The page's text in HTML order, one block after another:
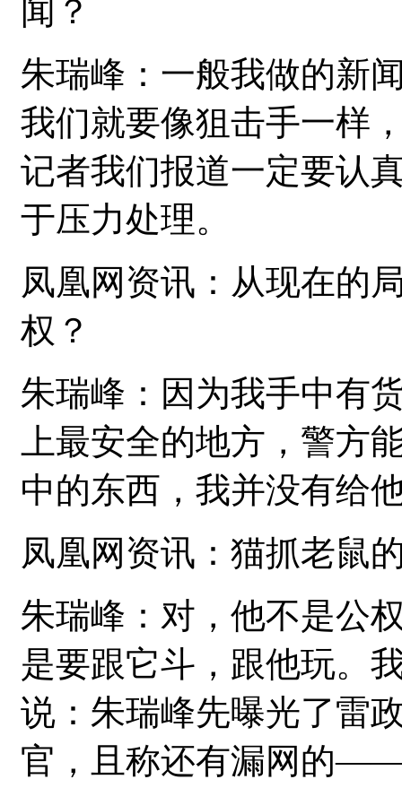
闻？
朱瑞峰：一般我做的新
我们就要像狙击手一样
记者我们报道一定要认
于压力处理。
凤凰网资讯：从现在的
权？
朱瑞峰：因为我手中有
上最安全的地方，警方
中的东西，我并没有给
凤凰网资讯：猫抓老鼠
朱瑞峰：对，他不是公
是要跟它斗，跟他玩。
说：朱瑞峰先曝光了雷
官，且称还有漏网的